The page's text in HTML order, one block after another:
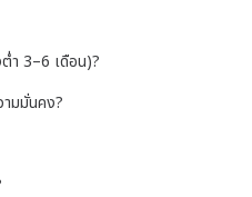
ำ 3–6 เดือน)?
มมั่นคง?